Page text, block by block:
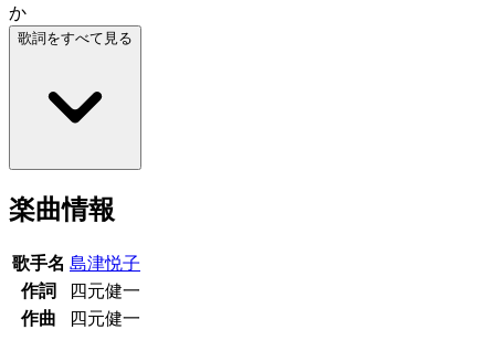
か
歌詞をすべて見る
楽曲情報
歌手名 島津悦子
作詞
四元健一
作曲
四元健一